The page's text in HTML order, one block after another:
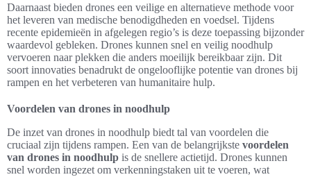
Daarnaast bieden drones een veilige en alternatieve methode voor
het leveren van medische benodigdheden en voedsel. Tijdens
recente epidemieën in afgelegen regio’s is deze toepassing bijzonder
waardevol gebleken. Drones kunnen snel en veilig noodhulp
vervoeren naar plekken die anders moeilijk bereikbaar zijn. Dit
soort innovaties benadrukt de ongelooflijke potentie van drones bij
rampen en het verbeteren van humanitaire hulp.
Voordelen van drones in noodhulp
De inzet van drones in noodhulp biedt tal van voordelen die
cruciaal zijn tijdens rampen. Een van de belangrijkste voordelen
van drones in noodhulp is de snellere actietijd. Drones kunnen
snel worden ingezet om verkenningstaken uit te voeren, wat